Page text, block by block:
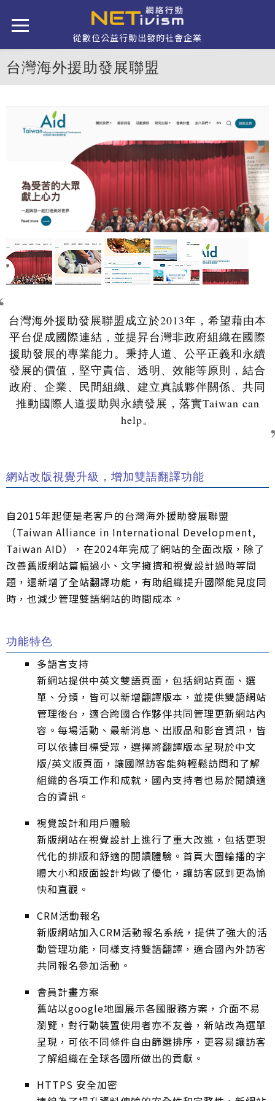
從數位公益行動出發的社會企業
台灣海外援助發展聯盟
台灣海外援助發展聯盟成立於2013年，希望藉由本
平台促成國際連結，並提昇台灣非政府組織在國際
援助發展的專業能力。秉持人道、公平正義和永續
發展的價值，堅守責信、透明、效能等原則，結合
政府、企業、民間組織、建立真誠夥伴關係、共同
推動國際人道援助與永續發展，落實Taiwan can
help。
網站改版視覺升級，增加雙語翻譯功能
自2015年起便是老客戶的台灣海外援助發展聯盟
（Taiwan Alliance in International Development,
Taiwan AID），在2024年完成了網站的全面改版，除了
改善舊版網站篇幅過小、文字擁擠和視覺設計過時等問
題，還新增了全站翻譯功能，有助組織提升國際能見度同
時，也減少管理雙語網站的時間成本。
功能特色
多語言支持
新網站提供中英文雙語頁面，包括網站頁面、選
單、分類，皆可以新增翻譯版本，並提供雙語網站
管理後台，適合跨國合作夥伴共同管理更新網站內
容。每場活動、最新消息、出版品和影音資訊，皆
可以依據目標受眾，選擇將翻譯版本呈現於中文
版/英文版頁面，讓國際訪客能夠輕鬆訪問和了解
組織的各項工作和成就，國內支持者也易於閱讀適
合的資訊。
視覺設計和用戶體驗
新版網站在視覺設計上進行了重大改進，包括更現
代化的排版和舒適的閱讀體驗。首頁大圖輪播的字
體大小和版面設計均做了優化，讓訪客感到更為愉
快和直觀。
CRM活動報名
新版網站加入CRM活動報名系統，提供了強大的活
動管理功能，同樣支持雙語翻譯，適合國內外訪客
共同報名參加活動。
會員計畫方案
舊站以google地圖展示各國服務方案，介面不易
瀏覽，對行動裝置使用者亦不友善，新站改為選單
呈現，可依不同條件自由篩選排序，更容易讓訪客
了解組織在全球各國所做出的貢獻。
HTTPS 安全加密